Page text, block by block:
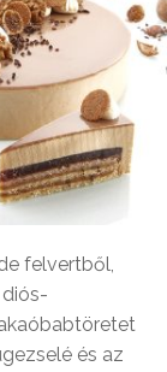
felvertből,
és az